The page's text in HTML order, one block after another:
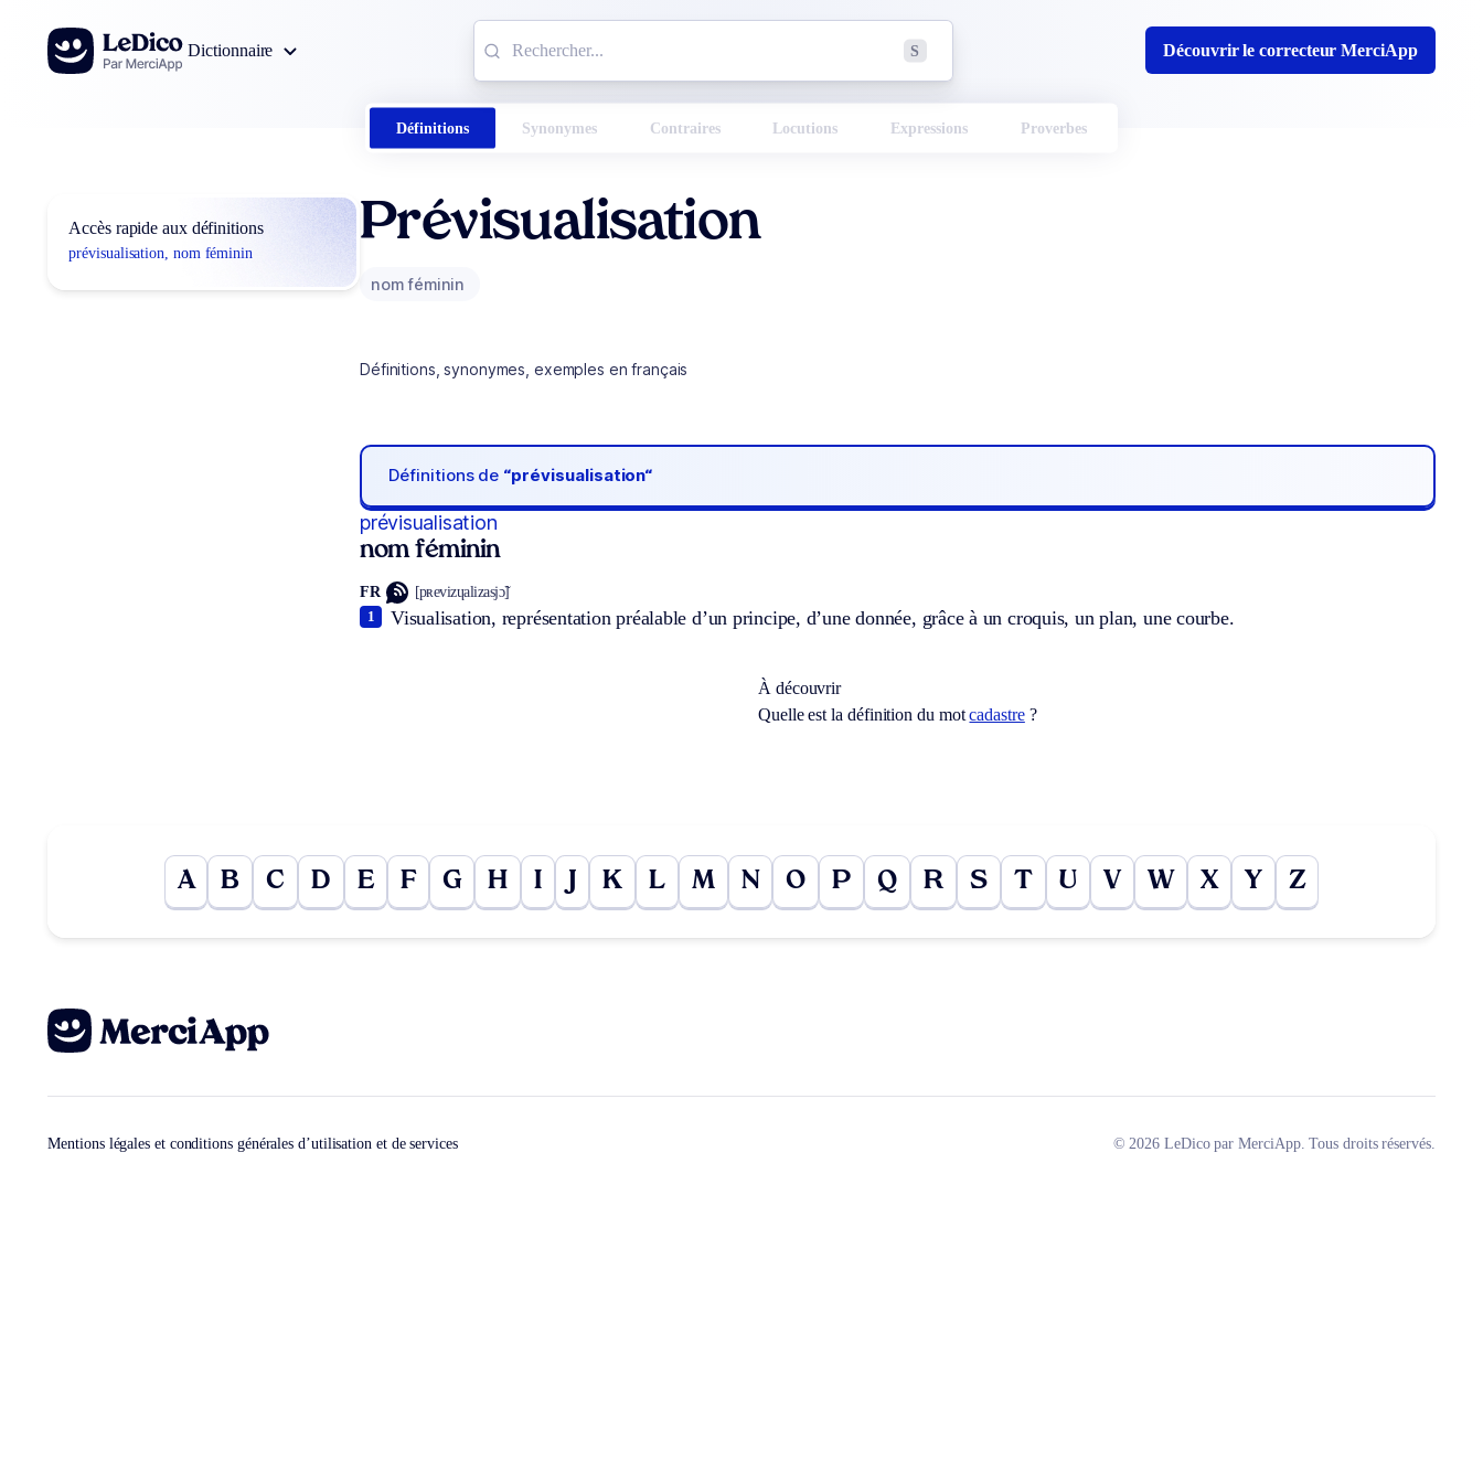
Aller au contenu
Dictionnaire
S Découvrir le correcteur MerciApp
Définitions Synonymes Contraires Locutions Expressions Proverbes
Accès rapide aux définitions
prévisualisation, nom féminin
Prévisualisation
nom féminin
Définitions, synonymes, exemples en français
Définitions de “prévisualisation“
prévisualisation
nom féminin
FR [pʀevizɥalizasjɔ̃]
Visualisation, représentation préalable d’un principe, d’une donnée, grâce à un croquis, un plan, une courbe.
1
À découvrir
Quelle est la définition du motcadastre?
A B C D E F G H I K L M N O P Q R S T U V W X Y Z
Mentions légales et conditions générales d’utilisation et de services © 2026 LeDico par MerciApp. Tous droits réservés.